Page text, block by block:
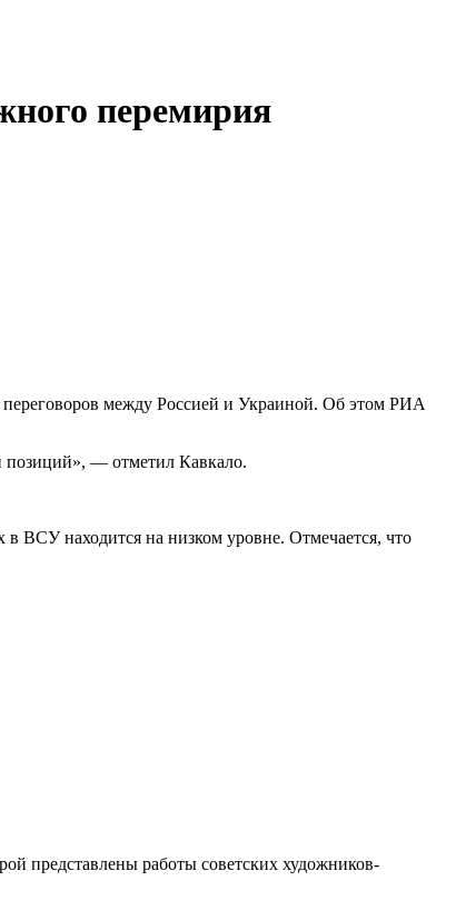
перемирия
между Россией и Украиной. Об этом РИА
позиций», — отметил Кавкало.
ВСУ находится на низком уровне. Отмечается, что
представлены работы советских художников-